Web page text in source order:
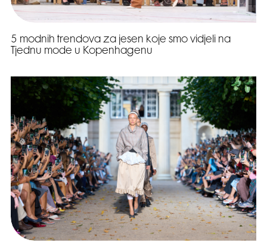
5 modnih trendova za jesen koje smo vidjeli na
Tjednu mode u Kopenhagenu